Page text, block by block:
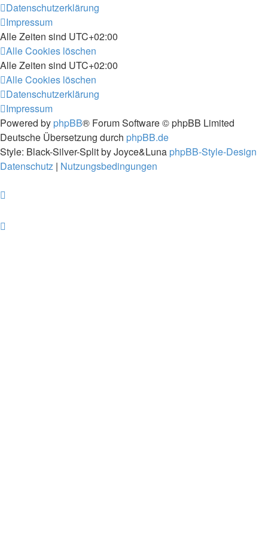
Datenschutzerklärung
Impressum
Alle Zeiten sind UTC+02:00
Alle Cookies löschen
Alle Zeiten sind UTC+02:00
Alle Cookies löschen
Datenschutzerklärung
Impressum
Powered by phpBB® Forum Software © phpBB Limited
Deutsche Übersetzung durch phpBB.de
Style: Black-Silver-Split by Joyce&Luna phpBB-Style-Design
Datenschutz | Nutzungsbedingungen